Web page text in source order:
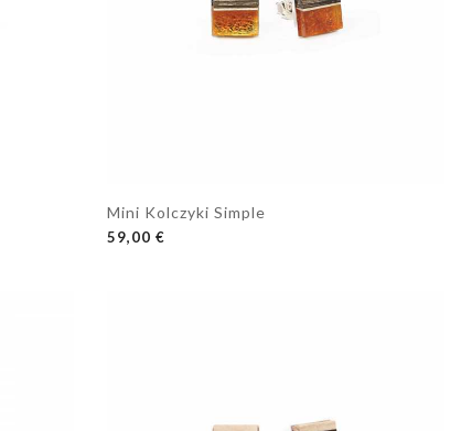
Mini Kolczyki Simple
59,00 €
DODAJ DO KOSZYKA